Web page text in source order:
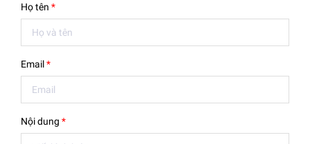
Họ tên *
Email*
Nội dung *